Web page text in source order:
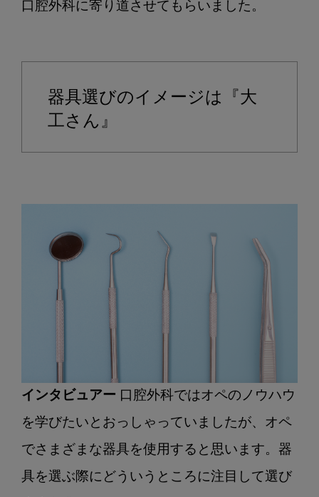
口腔外科に寄り道させてもらいました。
器具選びのイメージは『大
工さん』
インタビュアー 口腔外科ではオペのノウハウ
を学びたいとおっしゃっていましたが、オペ
でさまざまな器具を使用すると思います。器
具を選ぶ際にどういうところに注目して選び